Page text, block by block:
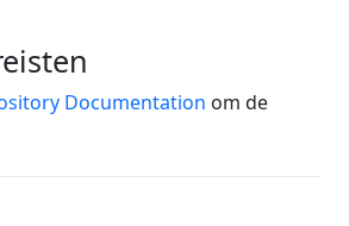
Documentation om de